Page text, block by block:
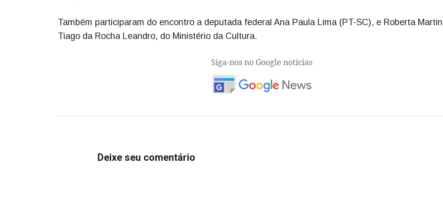
Também participaram do encontro a deputada federal Ana Paula Lima (PT-SC), e Roberta
Tiago da Rocha Leandro, do Ministério da Cultura.
Siga-nos no Google notícias
Deixe seu comentário